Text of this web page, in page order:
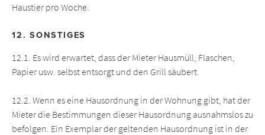
Haustier pro Woche.
12. SONSTIGES
12.1. Es wird erwartet, dass der Mieter Hausmüll, Flaschen,
Papier usw. selbst entsorgt und den Grill säubert.
12.2. Wenn es eine Hausordnung in der Wohnung gibt, hat der
Mieter die Bestimmungen dieser Hausordnung ausnahmslos zu
befolgen. Ein Exemplar der geltenden Hausordnung ist in der